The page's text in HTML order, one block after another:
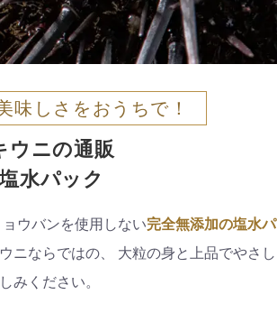
味しさをおうちで！
ウニの通販
水パック
ョウバンを使用しない完全無添加の塩水パ
ニならではの、 大粒の身と上品でやさし
みください。